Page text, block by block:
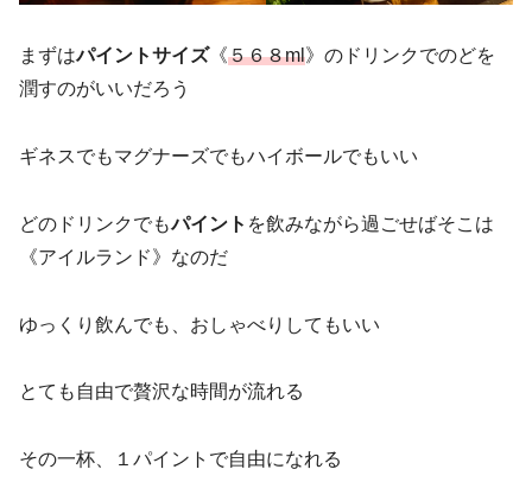
まずはパイントサイズ《５６８ml》のドリンクでのどを
潤すのがいいだろう
ギネスでもマグナーズでもハイボールでもいい
どのドリンクでもパイント を飲みながら過ごせばそこは
《アイルランド》なのだ
ゆっくり飲んでも、おしゃべりしてもいい
とても自由で贅沢な時間が流れる
その一杯、１パイントで自由になれる